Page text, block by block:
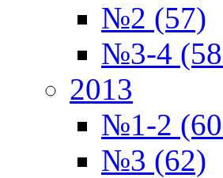
№2 (57)
№3-4
2013
№1-2
№3 (62)